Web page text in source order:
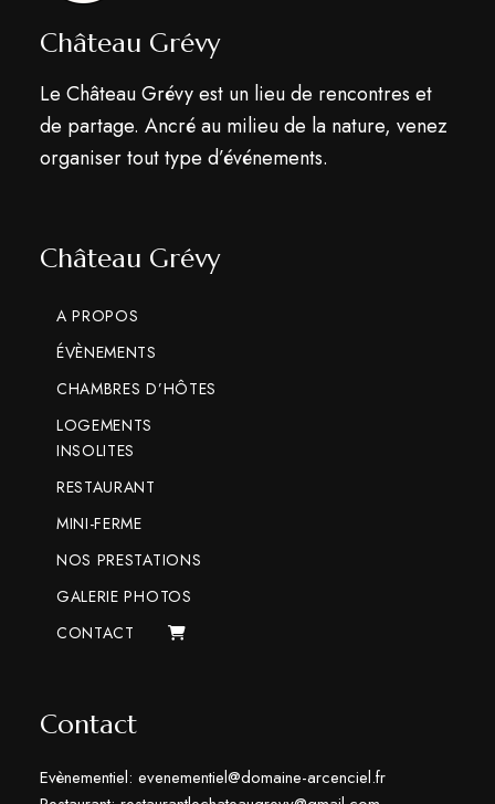
Château Grévy
Le Château Grévy est un lieu de rencontres et
de partage. Ancré au milieu de la nature, venez
organiser tout type d’événements.
Château Grévy
A PROPOS
ÉVÈNEMENTS
CHAMBRES D’HÔTES
LOGEMENTS
INSOLITES
RESTAURANT
MINI-FERME
NOS PRESTATIONS
GALERIE PHOTOS
CONTACT
Contact
Evènementiel: evenementiel@domaine-arcenciel.fr